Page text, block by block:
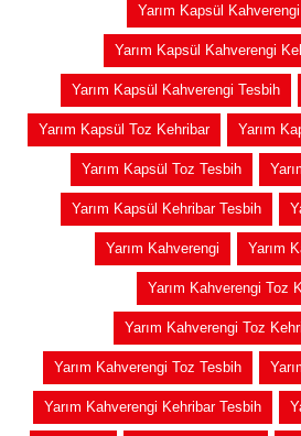
Yarım Kapsül
Yarım Kapsül Kahverengi
Yarım Kapsül Kahverengi Tesbih
Yarım Kapsül Toz Kehribar Yarım
Yarım Kapsül Toz Tesbih
Yarım Kapsül Kehribar Tesbih
Yarım Kahverengi Yarım
Yarım Kahverengi Toz
Yarım Kahverengi Toz
Yarım Kahverengi Toz Tesbih
Yarım Kahverengi Kehribar Tesbih